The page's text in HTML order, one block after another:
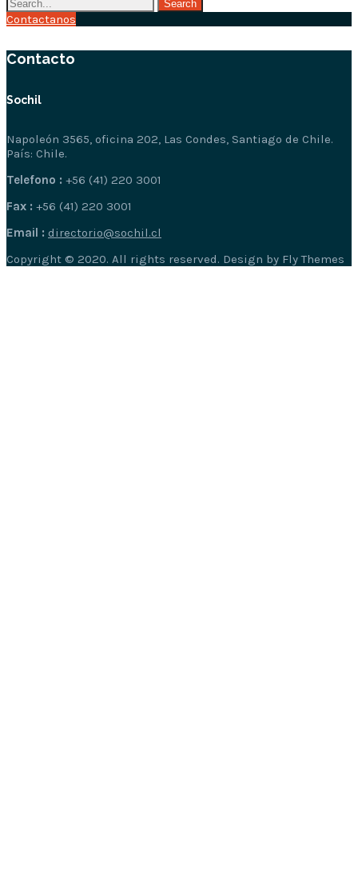
Contactanos
Contacto
Sochil
Napoleón 3565, oficina 202, Las Condes, Santiago de Chile.
País: Chile.
Telefono : +56 (41) 220 3001
Fax : +56 (41) 220 3001
Email : directorio@sochil.cl
Copyright © 2020. All rights reserved. Design by Fly Themes